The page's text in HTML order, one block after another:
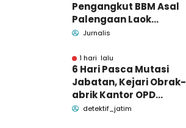
Pengangkut BBM Asal
Palengaan Laok
Pamekasan Meninggal
Jurnalis
1 hari lalu
6 Hari Pasca Mutasi
Jabatan, Kejari Obrak-
abrik Kantor OPD
Pemkab Pamekasan
detektif_jatim